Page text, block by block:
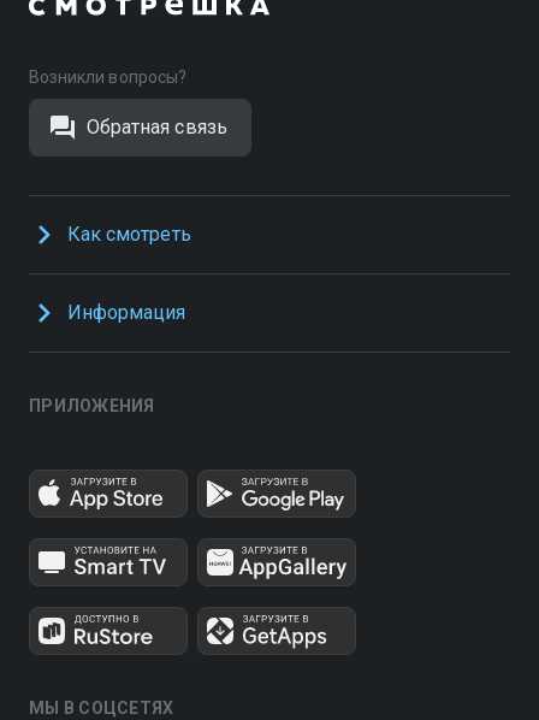
Возникли вопросы?
Обратная связь
Как смотреть
Информация
ПРИЛОЖЕНИЯ
МЫ В СОЦСЕТЯХ